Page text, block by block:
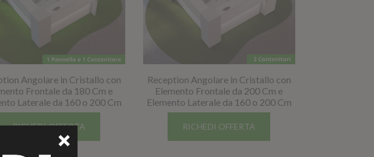
Angolare in Cristallo con
Frontale da 180 Cm e
Laterale da 160 o 200 Cm
RICHEDI OFFERTA
Reception Angolare in Cristallo con
Elemento Frontale da 200 Cm e
Elemento Laterale da 160 o 200 Cm
RICHEDI OFFERTA